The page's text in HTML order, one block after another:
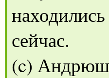
сейчас.
(c)